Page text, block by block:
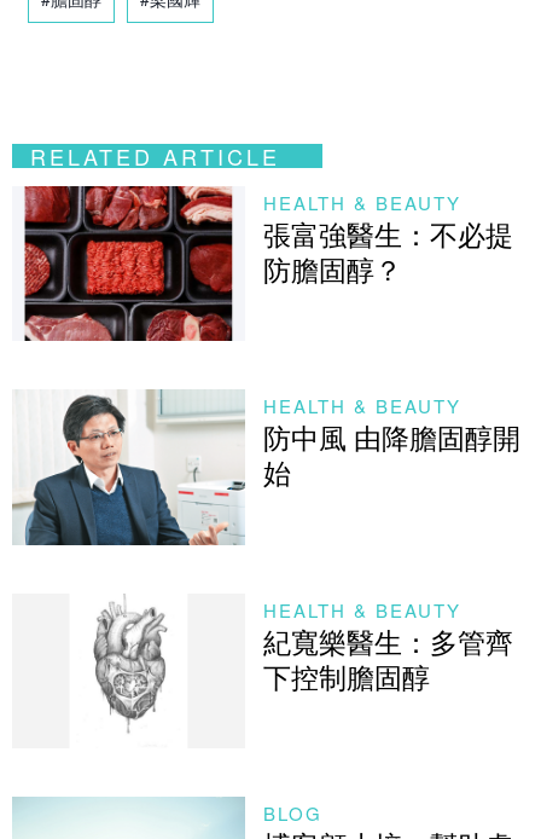
RELATED ARTICLE
HEALTH & BEAUTY
張富強醫生：不必提
防膽固醇？
HEALTH & BEAUTY
防中風 由降膽固醇開
始
HEALTH & BEAUTY
紀寬樂醫生：多管齊
下控制膽固醇
BLOG